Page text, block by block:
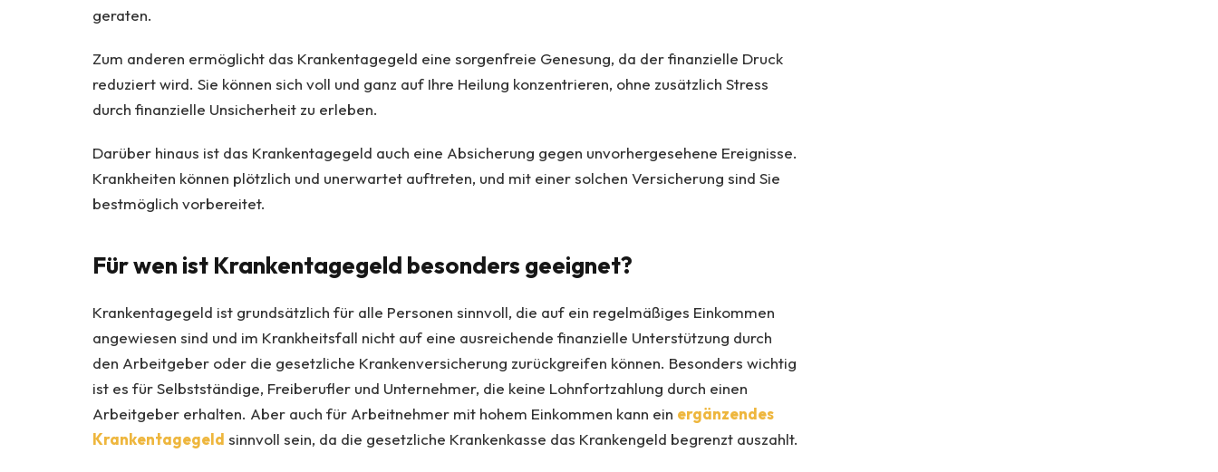
geraten.
Zum anderen ermöglicht das Krankentagegeld eine sorgenfreie Genesung, da der finanzielle Druck
reduziert wird. Sie können sich voll und ganz auf Ihre Heilung konzentrieren, ohne zusätzlich Stress
durch finanzielle Unsicherheit zu erleben.
Darüber hinaus ist das Krankentagegeld auch eine Absicherung gegen unvorhergesehene Ereignisse.
Krankheiten können plötzlich und unerwartet auftreten, und mit einer solchen Versicherung sind Sie
bestmöglich vorbereitet.
Für wen ist Krankentagegeld besonders geeignet?
Krankentagegeld ist grundsätzlich für alle Personen sinnvoll, die auf ein regelmäßiges Einkommen
angewiesen sind und im Krankheitsfall nicht auf eine ausreichende finanzielle Unterstützung durch
den Arbeitgeber oder die gesetzliche Krankenversicherung zurückgreifen können. Besonders wichtig
ist es für Selbstständige, Freiberufler und Unternehmer, die keine Lohnfortzahlung durch einen
Arbeitgeber erhalten. Aber auch für Arbeitnehmer mit hohem Einkommen kann ein ergänzendes
Krankentagegeld sinnvoll sein, da die gesetzliche Krankenkasse das Krankengeld begrenzt auszahlt.